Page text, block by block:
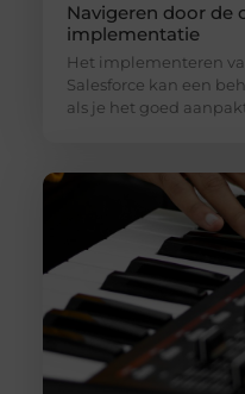
Navigeren door de
implementatie
Het implementeren
Salesforce kan een
als je het goed